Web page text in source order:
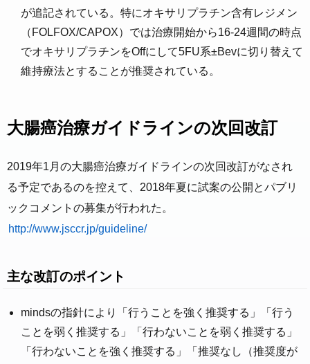
が追記されている。特にオキサリプラチン含有レジメン
（FOLFOX/CAPOX）では治療開始から16-24週間の時点
でオキサリプラチンをOffにして5FU系±Bevに切り替えて
維持療法とすることが推奨されている。
大腸癌治療ガイドラインの次回改訂
2019年1月の大腸癌治療ガイドラインの次回改訂がなされ
る予定であるのを控えて、2018年夏に試案の公開とパブリ
ックコメントの募集が行われた。
http://www.jsccr.jp/guideline/
主な改訂のポイント
mindsの指針により「行うことを強く推奨する」「行う
ことを弱く推奨する」「行わないことを弱く推奨する」
「行わないことを強く推奨する」「推奨なし（推奨度が